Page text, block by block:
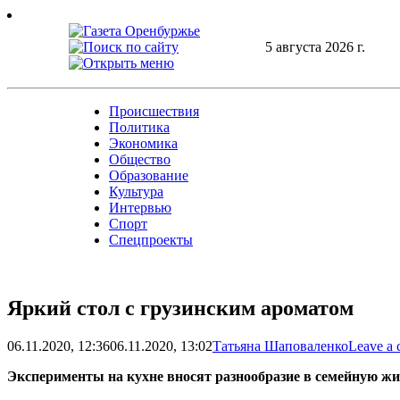
Skip
5 августа 2026 г.
Происшествия
Политика
Экономика
Общество
Образование
Культура
Интервью
Спорт
Спецпроекты
Яркий стол с грузинским ароматом
06.11.2020, 12:3606.11.2020, 13:02Татьяна ШаповаленкоLeave a
Эксперименты на кухне вносят разнообразие в семейную